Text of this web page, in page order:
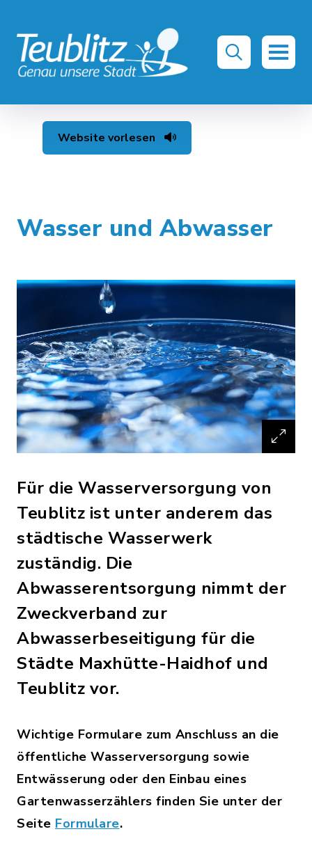
Website vorlesen
Wasser und Abwasser
Für die Wasserversorgung von
Teublitz ist unter anderem das
städtische Wasserwerk
zuständig. Die
Abwasserentsorgung nimmt der
Zweckverband zur
Abwasserbeseitigung für die
Städte Maxhütte-Haidhof und
Teublitz vor.
Wichtige Formulare zum Anschluss an die
öffentliche Wasserversorgung sowie
Entwässerung oder den Einbau eines
Gartenwasserzählers finden Sie unter der
Seite Formulare.